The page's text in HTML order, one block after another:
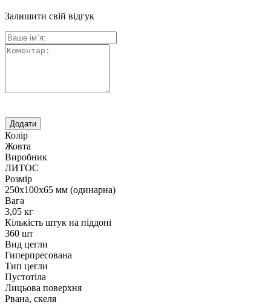
Залишити свій відгук
Колір
Жовта
Виробник
ЛИТОС
Розмір
250х100х65 мм (одинарна)
Вага
3,05 кг
Кількість штук на піддоні
360 шт
Вид цегли
Гиперпресована
Тип цегли
Пустотіла
Лицьова поверхня
Рвана, скеля